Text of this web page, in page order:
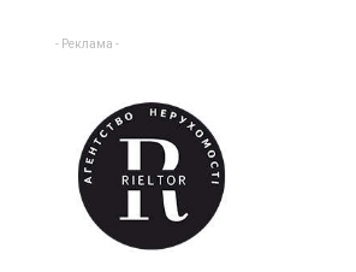
- Реклама -